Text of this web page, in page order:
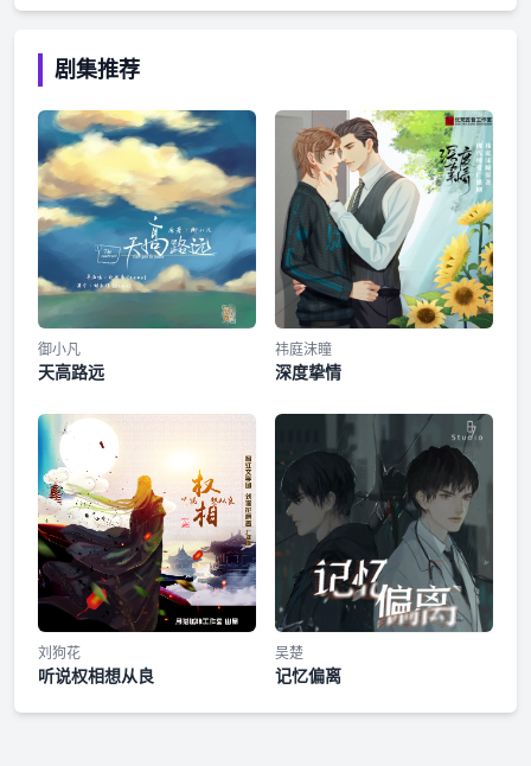
剧集推荐
御小凡
天高路远
祎庭沫瞳
深度挚情
刘狗花
听说权相想从良
吴楚
记忆偏离